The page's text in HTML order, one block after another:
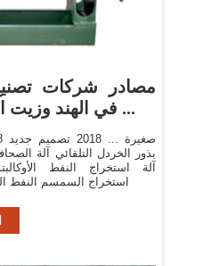
مصادر شركات
في الهند وزيت الذرة في الهند ...
بذور الخردل التلقائي آلة
آلة استخراج النفط
استخراج السمسم النفط